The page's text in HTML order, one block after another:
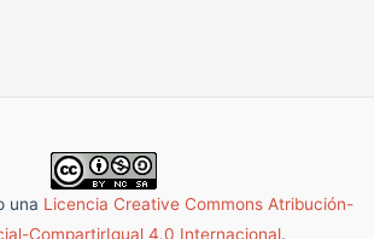
una Licencia Creative Commons Atribución-
CompartirIgual 4.0 Internacional.